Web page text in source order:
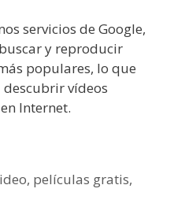
servicios de Google,
y reproducir
populares, lo que
descubrir vídeos
Internet.
, películas gratis,